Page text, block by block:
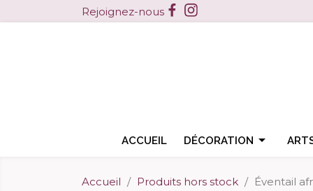
Rejoignez-nous Facebook
ACCUEIL 
DÉCORATION
Accueil Produits hors stock Éventail